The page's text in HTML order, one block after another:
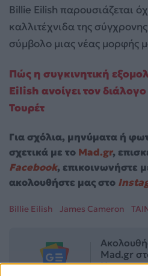
Billie Eilish παρουσιάζεται
καλλιτέχνιδα της
σύμβολο μιας νέας μορφής
Πώς η συγκινητική
Eilish ανοίγει τον
Τουρέτ
Για σχόλια, μηνύματα ή
σχετικά με το Mad.gr,
Facebook, επικοινωνήστε
ακολουθήστε μας στο
Billie Eilish James Cameron
Mad.gr
News